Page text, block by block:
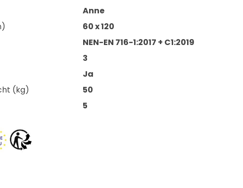
Anne
60 x 120
NEN-EN 716-1:2017 + C1:2019
3
Ja
(kg)
50
5